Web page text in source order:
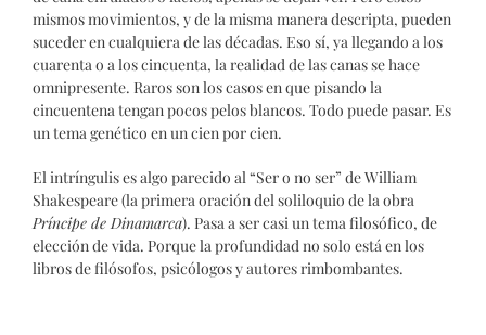
mismos movimientos, y de la misma manera descripta, pueden
suceder en cualquiera de las décadas. Eso sí, ya llegando a los
cuarenta o a los cincuenta, la realidad de las canas se hace
omnipresente. Raros son los casos en que pisando la
cincuentena tengan pocos pelos blancos. Todo puede pasar. Es
un tema genético en un cien por cien.
El intríngulis es algo parecido al “Ser o no ser” de William
Shakespeare (la primera oración del soliloquio de la obra
Príncipe de Dinamarca). Pasa a ser casi un tema filosófico, de
elección de vida. Porque la profundidad no solo está en los
libros de filósofos, psicólogos y autores rimbombantes.